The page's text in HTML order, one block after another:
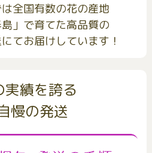
全国有数の花の産地
島」で育てた高品質の
てお届けしています！
績を誇る
慢の発送